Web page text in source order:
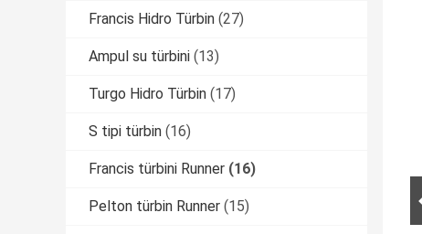
Francis Hidro Türbin (27)
Ampul su türbini (13)
Turgo Hidro Türbin (17)
S tipi türbin (16)
Francis türbini Runner (16)
Pelton türbin Runner (15)